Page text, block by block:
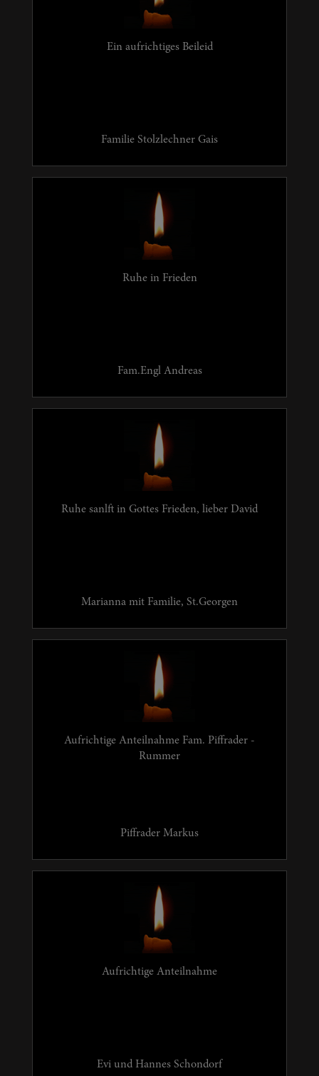
Ein aufrichtiges Beileid
Familie Stolzlechner Gais
Ruhe in Frieden
Fam.Engl Andreas
Ruhe sanlft in Gottes Frieden, lieber David
Marianna mit Familie, St.Georgen
Aufrichtige Anteilnahme Fam. Piffrader -
Rummer
Piffrader Markus
Aufrichtige Anteilnahme
Evi und Hannes Schondorf